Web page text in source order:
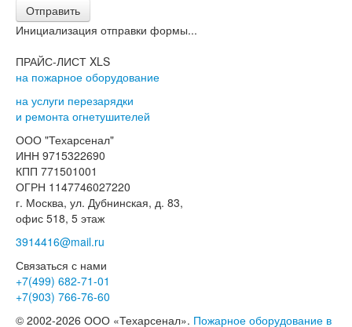
Отправить
Инициализация отправки формы...
ПРАЙС-ЛИСТ XLS
на пожарное оборудование
на услуги перезарядки
и ремонта огнетушителей
ООО "Техарсенал"
ИНН 9715322690
КПП 771501001
ОГРН 1147746027220
г. Москва, ул. Дубнинская, д. 83,
офис 518, 5 этаж
3914416@mail.ru
Связаться с нами
+7(499) 682-71-01
+7(903) 766-76-60
© 2002-2026 ООО «Техарсенал». Пожарное оборудование в